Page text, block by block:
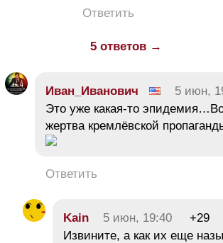
Ответить
5 ответов →
Иван_Иванович 5 июн,
Это уже какая-то
жертва кремлёвской
Ответить
Kain 5 июн, 19:40
+29
Извините, а как их еще